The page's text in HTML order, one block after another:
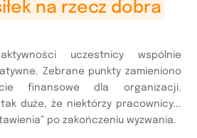
na rzecz dobra
uczestnicy wspólnie
Zebrane punkty zamieniono
finansowe dla organizacji.
duże, że niektórzy pracownicy...
po zakończeniu wyzwania.